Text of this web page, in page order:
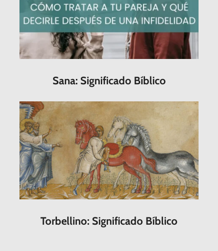
Sana: Significado Bíblico
Torbellino: Significado Bíblico